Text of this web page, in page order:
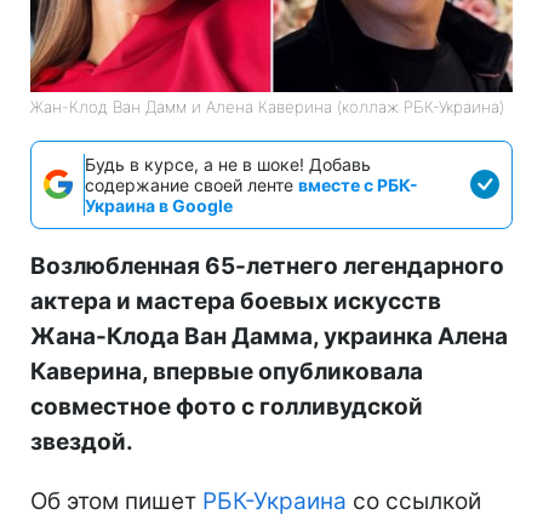
Жан-Клод Ван Дамм и Алена Каверина (коллаж РБК-Украина)
Будь в курсе, а не в шоке! Добавь
содержание своей ленте вместе с РБК-
Украина в Google
Возлюбленная 65-летнего легендарного
актера и мастера боевых искусств
Жана-Клода Ван Дамма, украинка Алена
Каверина, впервые опубликовала
совместное фото с голливудской
звездой.
Об этом пишет РБК-Украина со ссылкой